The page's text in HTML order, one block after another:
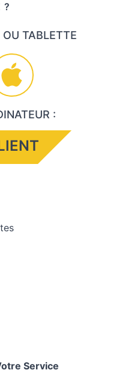
Service
?
TABLETTE
: